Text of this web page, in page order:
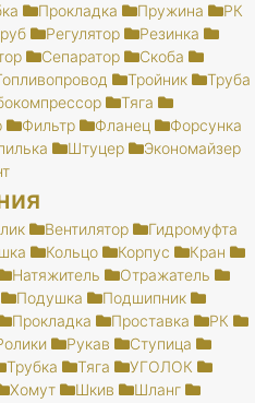
Прокладка Пружина
РК
Регулятор
Резинка
Сепаратор
Скоба
Тройник
Труба
Тяга
Фильтр Фланец
Форсунка
Штуцер
Экономайзер
Вентилятор
Гидромуфта
Кольцо Корпус
Кран
Натяжитель
Отражатель
Подушка
Подшипник
Прокладка Проставка
РК
Рукав
Ступица
Трубка Тяга
УГОЛОК
Хомут Шкив Шланг